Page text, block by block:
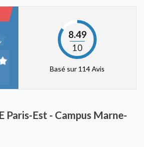
8.49
10
Basé sur 114 Avis
Paris-Est - Campus Marne-